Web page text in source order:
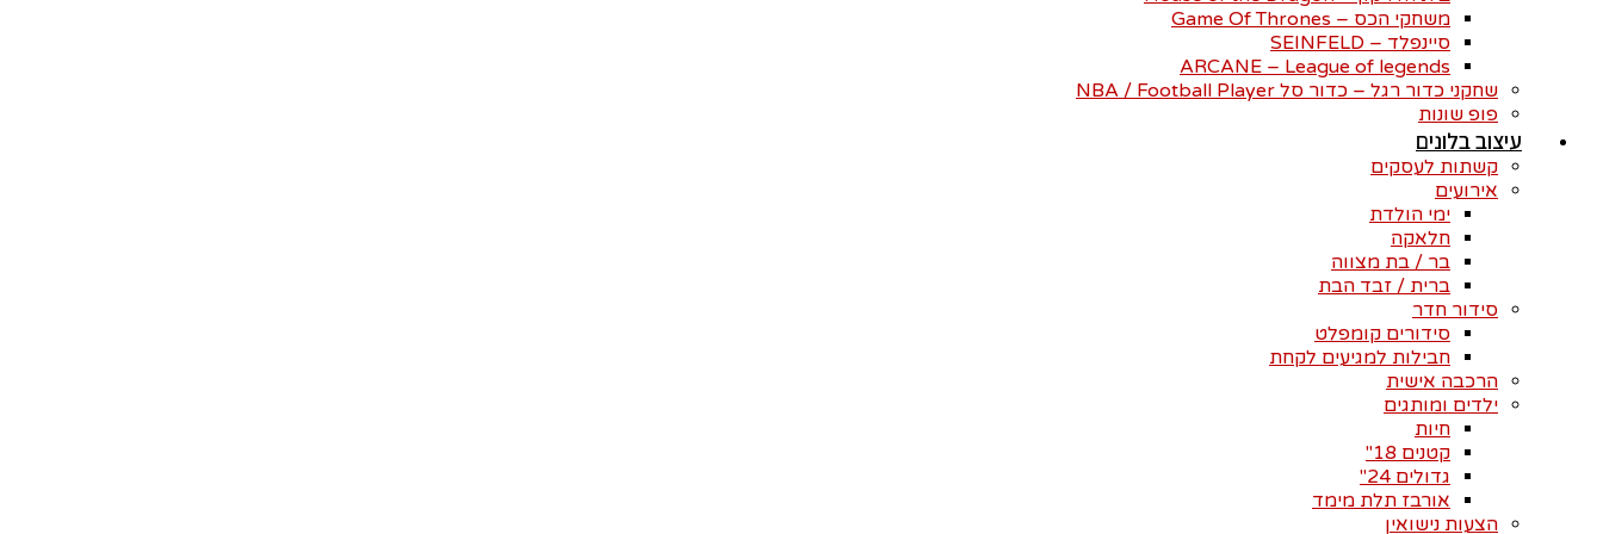
משחקי הכס – Game Of Thrones
סיינפלד – SEINFELD
ARCANE – League of legends
שחקני כדור רגל – כדור סל NBA / Football Player
פופ שונות
עיצוב בלונים
קשתות לעסקים
אירועים
ימי הולדת
חלאקה
בר / בת מצווה
ברית / זבד הבת
סידור חדר
סידורים קומפלט
חבילות למגיעים לקחת
הרכבה אישית
ילדים ומותגים
חיות
קטנים 18"
גדולים 24"
אורבז תלת מימד
הצעות נישואין